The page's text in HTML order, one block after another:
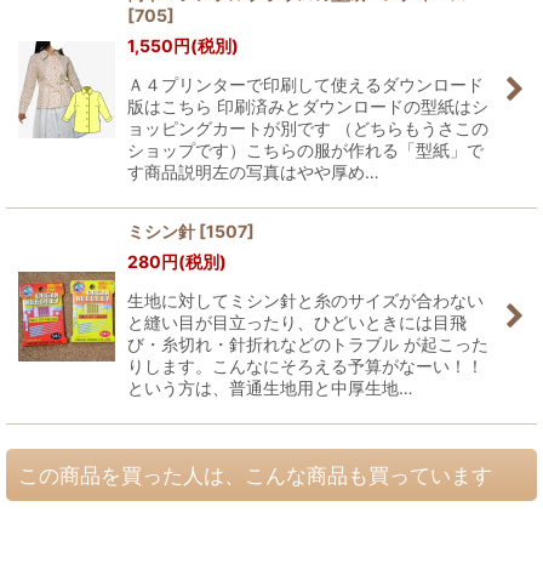
[705]
1,550円(税別)
Ａ４プリンターで印刷して使えるダウンロード
版はこちら 印刷済みとダウンロードの型紙はシ
ョッピングカートが別です （どちらもうさこの
ショップです）こちらの服が作れる「型紙」で
す商品説明左の写真はやや厚め…
ミシン針 [1507]
280円(税別)
生地に対してミシン針と糸のサイズが合わない
と縫い目が目立ったり、ひどいときには目飛
び・糸切れ・針折れなどのトラブル が起こった
りします。こんなにそろえる予算がなーい！！
という方は、普通生地用と中厚生地…
この商品を買った人は、こんな商品も買っています